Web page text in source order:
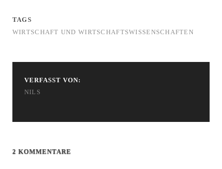
TAGS
WIRTSCHAFT UND WIRTSCHAFTSWISSENSCHAFTEN
VERFASST VON:
NILS
2 KOMMENTARE